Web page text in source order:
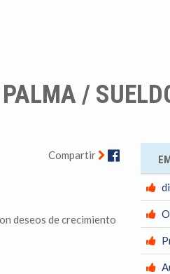
/
Compartir Facebook
deseos de crecimiento